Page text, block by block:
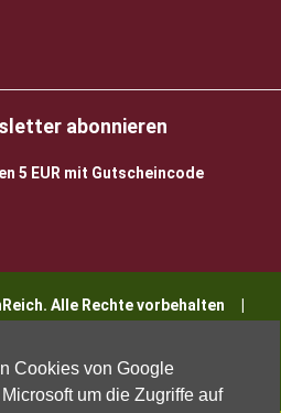
Cookies von Google
um die Zugriffe auf
abonnieren
5 EUR mit Gutscheincode
Alle Rechte vorbehalten |